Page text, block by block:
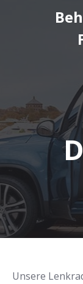
Unsere